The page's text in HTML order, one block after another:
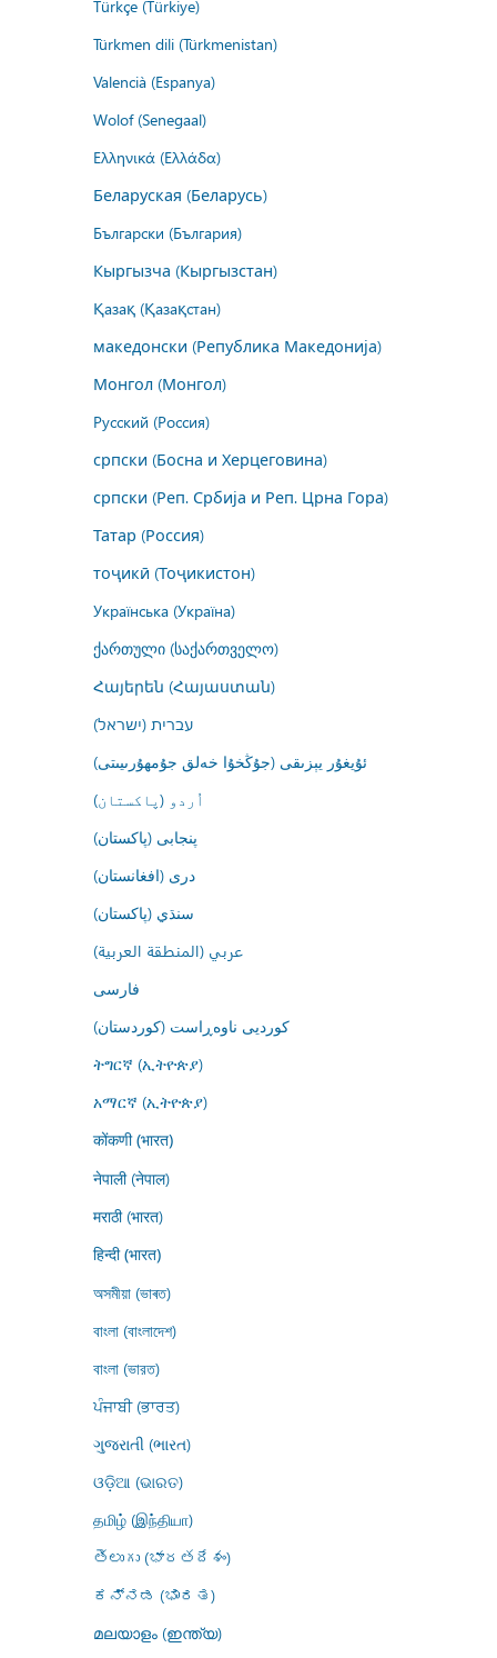
Türkçe (Türkiye)
Türkmen dili (Türkmenistan)
Valencià (Espanya)
Wolof (Senegaal)
Ελληνικά (Ελλάδα)
Беларуская (Беларусь)
Български (България)
Кыргызча (Кыргызстан)
Қазақ (Қазақстан)
македонски (Република Македонија)
Монгол (Монгол)
Русский (Россия)
српски (Босна и Херцеговина)
српски (Реп. Србија и Реп. Црна Гора)
Татар (Россия)
тоҷикӣ (Тоҷикистон)
Українська (Україна)
ქართული (საქართველო)
Հայերեն (Հայաստան)
עברית (ישראל)
ئۇيغۇر يېزىقى (جۇڭخۇا خەلق جۇمھۇرىيىتى)
اُردو (پاکستان)
پنجابی (پاکستان)
درى (افغانستان)
سنڌي (پاکستان)
عربي (المنطقة العربية)
فارسى
کوردیی ناوەڕاست (کوردستان)
ትግርኛ (ኢትዮጵያ)
አማርኛ (ኢትዮጵያ)
कोंकणी (भारत)
नेपाली (नेपाल)
मराठी (भारत)
हिन्दी (भारत)
অসমীয়া (ভাৰত)
বাংলা (বাংলাদেশ)
বাংলা (ভারত)
ਪੰਜਾਬੀ (ਭਾਰਤ)
ગુજરાતી (ભારત)
ଓଡ଼ିଆ (ଭାରତ)
தமிழ் (இந்தியா)
తెలుగు (భారతదేశం)
ಕನ್ನಡ (ಭಾರತ)
മലയാളം (ഇന്ത്യ)